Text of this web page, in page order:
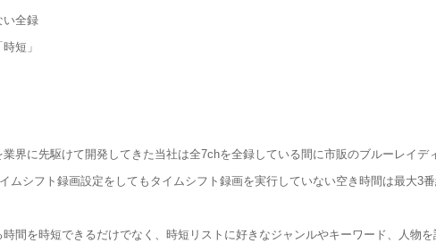
い全録
短」
界に先駆けて開発してきた当社は全7chを全録している間に市販のブルーレイ
ムシフト録画設定をしてもタイムシフト録画を実行していない空き時間は最大3番
間を時短できるだけでなく、時短リストに好きなジャンルやキーワード、人物